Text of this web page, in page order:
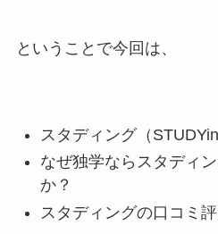
ということで今回は、
スタディング（
なぜ独学ならスタディ
か？
スタディングの口コミ